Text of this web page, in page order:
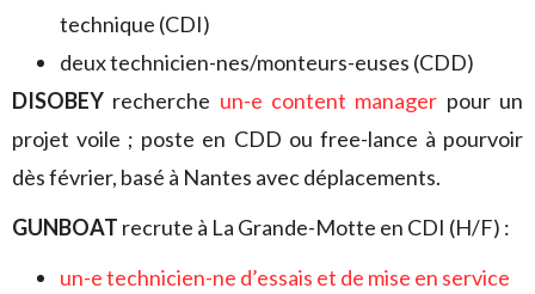
technique (CDI)
deux technicien-nes/monteurs-euses (CDD)
DISOBEY recherche un-e content manager pour un
projet voile ; poste en CDD ou free-lance à pourvoir
dès février, basé à Nantes avec déplacements.
GUNBOAT recrute à La Grande-Motte en CDI (H/F) :
un-e technicien-ne d’essais et de mise en service